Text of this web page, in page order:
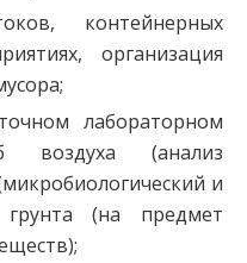
контейнерных
организация
лабораторном
воздуха (анализ
и
грунта (на предмет